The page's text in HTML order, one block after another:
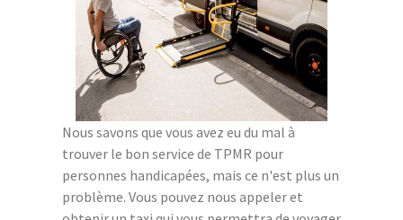
Nous savons que vous avez eu du mal à
trouver le bon service de TPMR pour
personnes handicapées, mais ce n'est plus un
problème. Vous pouvez nous appeler et